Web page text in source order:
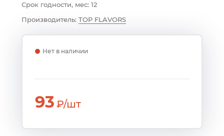
Срок годности, мес: 12
Производитель: TOP FLAVORS
Нет в наличии
93₽/шт